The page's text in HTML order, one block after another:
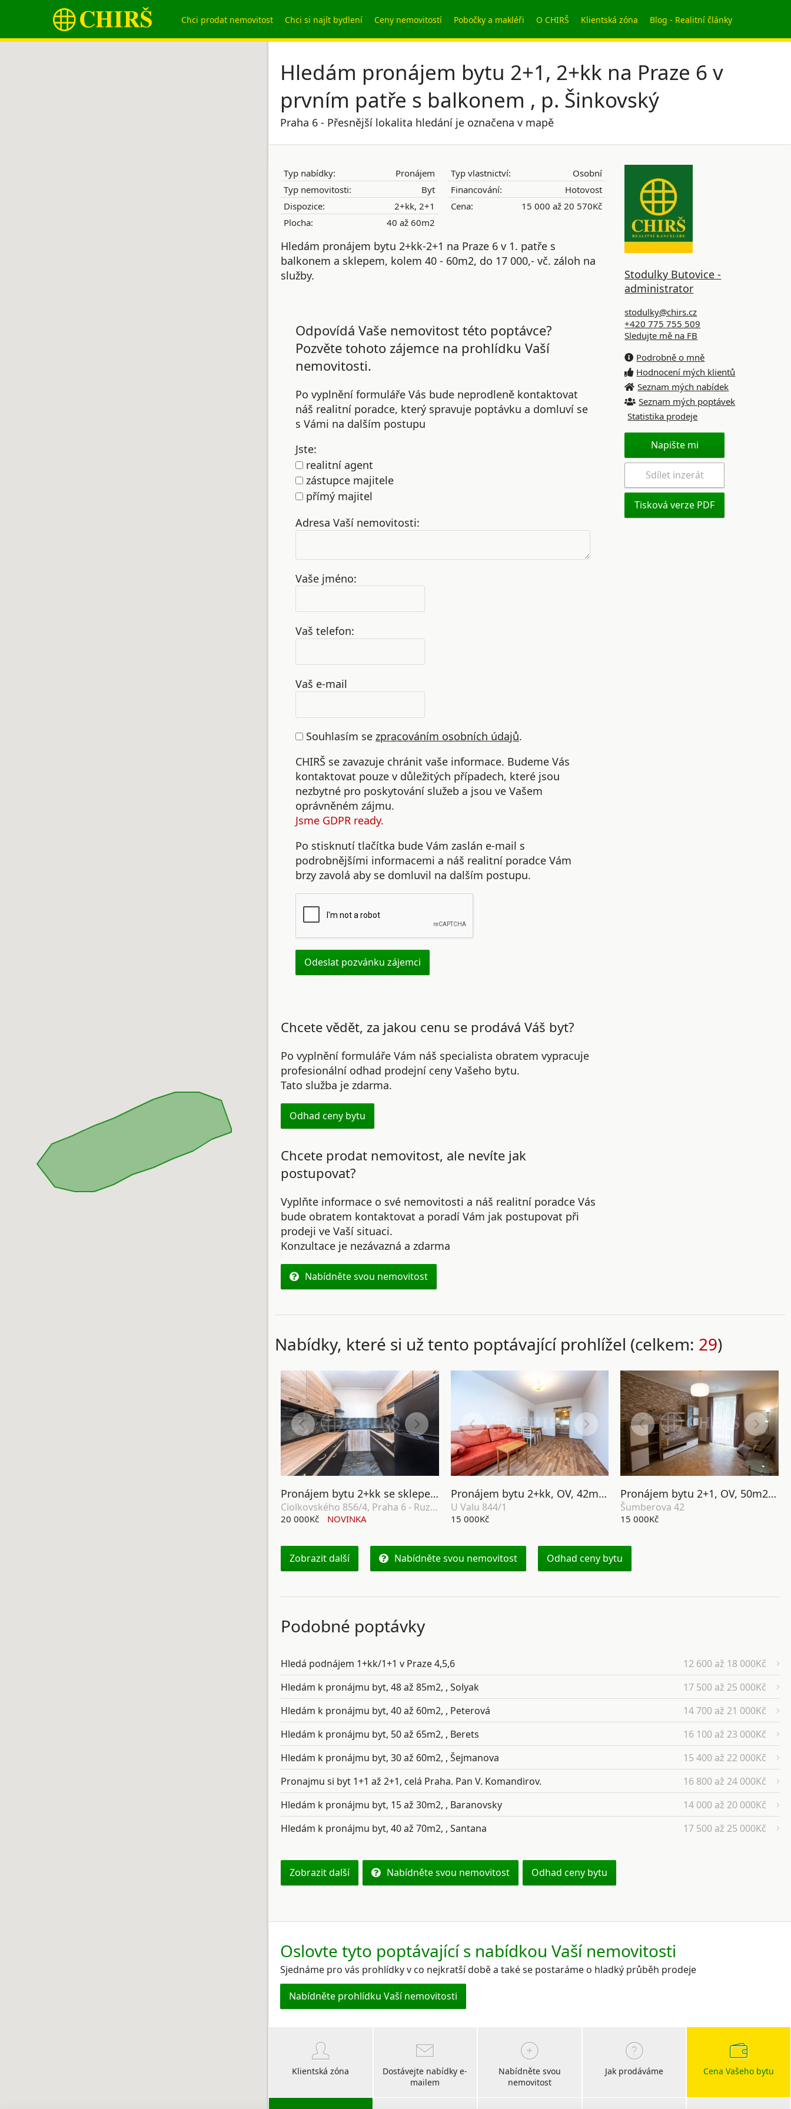
Chci prodat nemovitost Chci si najít bydlení Ceny nemovitostí Pobočky a makléři O CHIRŠ Klientská zóna Blog - Realitní články
Hledám pronájem bytu 2+1, 2+kk na Praze 6 v
prvním patře s balkonem , p. Šinkovský
Praha 6 - Přesnější lokalita hledání je označena v mapě
Typ nabídky:
Pronájem
Typ nemovitosti:
Byt
Dispozice:
2+kk, 2+1
Plocha:
40 až 60m2
Typ vlastnictví:
Osobní
Financování:
Hotovost
Cena:
15 000 až 20 570Kč
Hledám pronájem bytu 2+kk-2+1 na Praze 6 v 1. patře s
balkonem a sklepem, kolem 40 - 60m2, do 17 000,- vč. záloh na
služby.
Odpovídá Vaše nemovitost této poptávce?
Pozvěte tohoto zájemce na prohlídku Vaší
nemovitosti.
Po vyplnění formuláře Vás bude neprodleně kontaktovat
náš realitní poradce, který spravuje poptávku a domluví se
s Vámi na dalším postupu
Jste:
realitní agent
zástupce majitele
přímý majitel
Adresa Vaší nemovitosti:
Vaše jméno:
Vaš telefon:
Vaš e-mail
Souhlasím se zpracováním osobních údajů.
CHIRŠ se zavazuje chránit vaše informace. Budeme Vás
kontaktovat pouze v důležitých případech, které jsou
nezbytné pro poskytování služeb a jsou ve Vašem
oprávněném zájmu.
Jsme GDPR ready.
Po stisknutí tlačítka bude Vám zaslán e-mail s
podrobnějšími informacemi a náš realitní poradce Vám
brzy zavolá aby se domluvil na dalším postupu.
Chcete vědět, za jakou cenu se prodává Váš byt?
Po vyplnění formuláře Vám náš specialista obratem vypracuje
profesionální odhad prodejní ceny Vašeho bytu.
Tato služba je zdarma.
Odhad ceny bytu
Chcete prodat nemovitost, ale nevíte jak
postupovat?
Vyplňte informace o své nemovitosti a náš realitní poradce Vás
bude obratem kontaktovat a poradí Vám jak postupovat při
prodeji ve Vaší situaci.
Konzultace je nezávazná a zdarma
Nabídněte svou nemovitost
Stodulky Butovice -
administrator
stodulky@chirs.cz
+420 775 755 509
Sledujte mě na FB
Podrobně o mně
Hodnocení mých klientů
Seznam mých nabídek
Seznam mých poptávek
Statistika prodeje
Napište mi
Sdílet inzerát
Tisková verze PDF
Nabídky, které si už tento poptávající prohlížel (celkem: 29)
Pronájem bytu 2+kk se sklepem, OV, 46m2, ul. Ciolkovského 856/4, Praha 6 - Ruzyně
Ciolkovského 856/4, Praha 6 - Ruzyně
20 000Kč NOVINKA
Pronájem bytu 2+kk, OV, 42m2, ul. U Valu 844/1, Praha 6 - Ruzyně
U Valu 844/1
15 000Kč
Pronájem bytu 2+1, OV, 50m2, ul. Šumberova 42, P6 - Petřiny
Šumberova 42
15 000Kč
Zobrazit další Nabídněte svou nemovitost Odhad ceny bytu
Podobné poptávky
Hledá podnájem 1+kk/1+1 v Praze 4,5,6
12 600 až 18 000Kč
Hledám k pronájmu byt, 48 až 85m2, , Solyak
17 500 až 25 000Kč
Hledám k pronájmu byt, 40 až 60m2, , Peterová
14 700 až 21 000Kč
Hledám k pronájmu byt, 50 až 65m2, , Berets
16 100 až 23 000Kč
Hledám k pronájmu byt, 30 až 60m2, , Šejmanova
15 400 až 22 000Kč
Pronajmu si byt 1+1 až 2+1, celá Praha. Pan V. Komandirov.
16 800 až 24 000Kč
Hledám k pronájmu byt, 15 až 30m2, , Baranovsky
14 000 až 20 000Kč
Hledám k pronájmu byt, 40 až 70m2, , Santana
17 500 až 25 000Kč
Zobrazit další Nabídněte svou nemovitost Odhad ceny bytu
Oslovte tyto poptávající s nabídkou Vaší nemovitosti
Sjednáme pro vás prohlídky v co nejkratší době a také se postaráme o hladký průběh prodeje
Nabídněte prohlídku Vaší nemovitosti
Klientská zóna
Dostávejte nabídky e-
mailem
Nabídněte svou
nemovitost
Jak prodáváme Cena Vašeho bytu